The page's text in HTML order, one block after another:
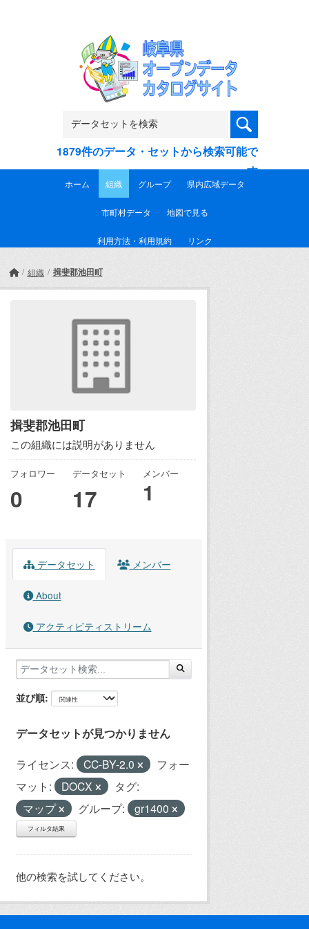
1879件のデータ・セットから検索可能で
す
ホーム 組織 グループ 県内広域データ
市町村データ 地図で見る
利用方法・利用規約 リンク
組織 揖斐郡池田町
揖斐郡池田町
この組織には説明がありません
フォロワー
0
データセット
17
メンバー
1
データセット メンバー
About
アクティビティストリーム
並び順
データセットが見つかりません
ライセンス: CC-BY-2.0
フォー
マット:
DOCX
タグ:
マップ
グループ: gr1400
フィルタ結果
他の検索を試してください。